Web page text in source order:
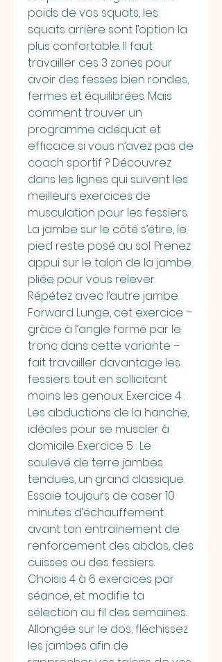
poids de vos squats, les
squats arrière sont l’option la
plus confortable. Il faut
travailler ces 3 zones pour
avoir des fesses bien rondes,
fermes et équilibrées. Mais
comment trouver un
programme adéquat et
efficace si vous n’avez pas de
coach sportif ? Découvrez
dans les lignes qui suivent les
meilleurs exercices de
musculation pour les fessiers.
La jambe sur le côté s’étire, le
pied reste posé au sol. Prenez
appui sur le talon de la jambe
pliée pour vous relever.
Répétez avec l’autre jambe.
Forward Lunge, cet exercice –
grâce à l’angle formé par le
tronc dans cette variante –
fait travailler davantage les
fessiers tout en sollicitant
moins les genoux. Exercice 4 :
Les abductions de la hanche,
idéales pour se muscler à
domicile. Exercice 5 : Le
soulevé de terre jambes
tendues, un grand classique.
Essaie toujours de caser 10
minutes d’échauffement
avant ton entraînement de
renforcement des abdos, des
cuisses ou des fessiers.
Choisis 4 à 6 exercices par
séance, et modifie ta
sélection au fil des semaines.
Allongée sur le dos, fléchissez
les jambes afin de